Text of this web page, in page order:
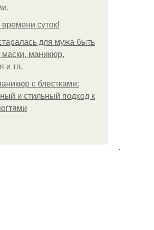
времени суток!
для мужа быть
маски, маникюр,
и тп.
с блестками:
и стильный подход к
.